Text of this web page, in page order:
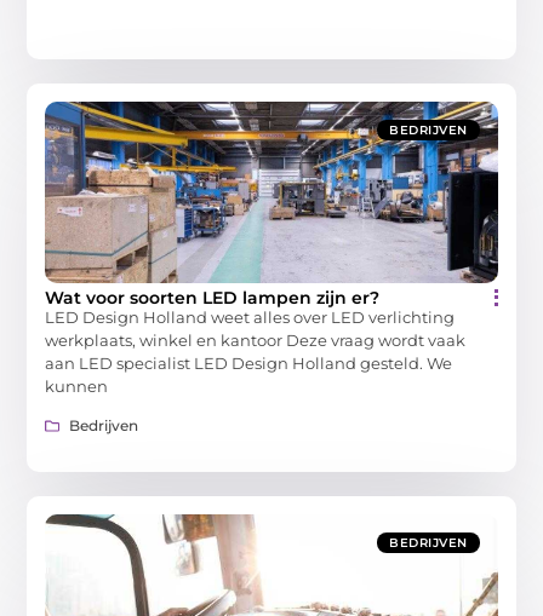
BEDRIJVEN
Wat voor soorten LED lampen zijn er?
LED Design Holland weet alles over LED verlichting
werkplaats, winkel en kantoor Deze vraag wordt vaak
aan LED specialist LED Design Holland gesteld. We
kunnen
Bedrijven
BEDRIJVEN